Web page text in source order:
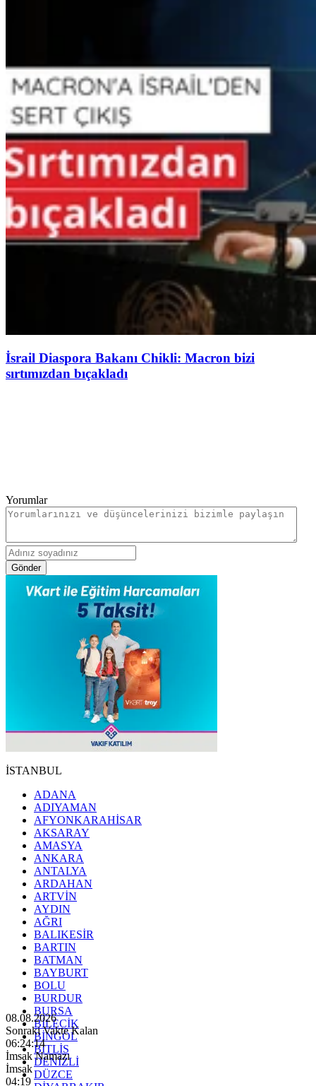
İsrail Diaspora Bakanı Chikli: Macron bizi
sırtımızdan bıçakladı
Yorumlar
Gönder
İSTANBUL
ADANA
ADIYAMAN
AFYONKARAHİSAR
AKSARAY
AMASYA
ANKARA
ANTALYA
ARDAHAN
ARTVİN
AYDIN
AĞRI
BALIKESİR
BARTIN
BATMAN
BAYBURT
BOLU
BURDUR
BURSA
BİLECİK
BİNGÖL
BİTLİS
DENİZLİ
DÜZCE
08.08.2026
Sonraki Vakte Kalan
06:24:12
İmsak Namazı
İmsak
04:19